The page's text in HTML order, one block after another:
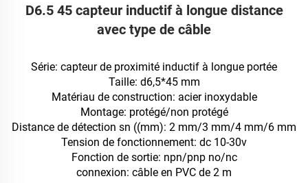
D6.5 45 capteur inductif à longue distance
avec type de câble
Série: capteur de proximité inductif à longue portée
Taille: d6,5*45 mm
Matériau de construction: acier inoxydable
Montage: protégé/non protégé
Distance de détection sn ((mm): 2 mm/3 mm/4 mm/6 mm
Tension de fonctionnement: dc 10-30v
Fonction de sortie: npn/pnp no/nc
connexion: câble en PVC de 2 m